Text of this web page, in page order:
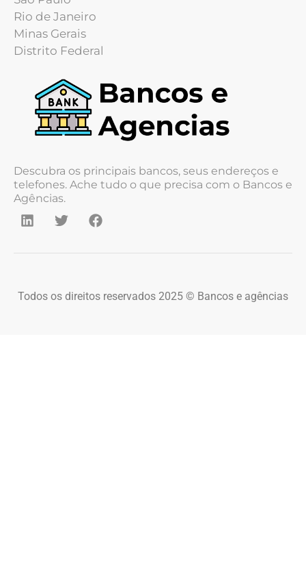
Rio de Janeiro
Minas Gerais
Distrito Federal
Descubra os principais bancos, seus endereços e
telefones. Ache tudo o que precisa com o Bancos e
Agências.
Todos os direitos reservados 2025 © Bancos e agências